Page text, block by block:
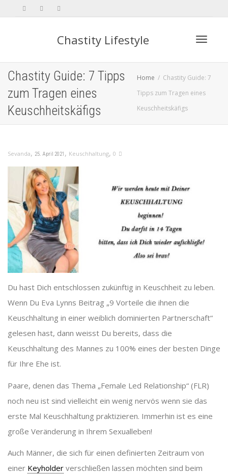
Chastity Lifestyle
Chastity Guide: 7 Tipps
zum Tragen eines
Keuschheitskäfigs
Home
Chastity Guide: 7
Tipps zum Tragen eines
Keuschheitskäfigs
Sevanda, 25. April 2021 , Keuschhaltung, 0
Du hast Dich entschlossen zukünftig in Keuschheit zu leben.
Wenn Du Eva Lynns Beitrag „9 Vorteile die ihnen die
Keuschhaltung in einer weiblich dominierten Partnerschaft“
gelesen hast, dann weisst Du bereits, dass die
Keuschhaltung des Mannes zu 100% eines der besten Dinge
für Ihre Ehe ist.
Paare, denen das Thema „Female Led Relationship“ (FLR)
noch neu ist sind vielleicht ein wenig nervös wenn sie das
erste Mal Keuschhaltung praktizieren. Immerhin ist es eine
große Veränderung in Ihrem Sexualleben!
Auch Männer, die sich für einen definierten Zeitraum von
einer Keyholder verschließen lassen möchten sind beim